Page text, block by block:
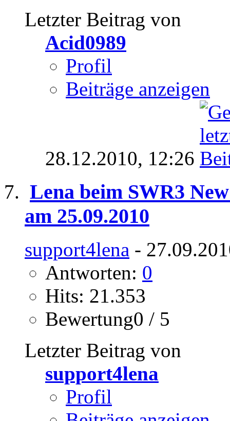
Letzter Beitrag von
Acid0989
Profil
Beiträge anzeigen
28.12.2010, 12:26
Lena beim SWR3
am 25.09.2010
support4lena -
Antworten: 0
Hits: 21.353
Bewertung0 / 5
Letzter Beitrag von
support4lena
Profil